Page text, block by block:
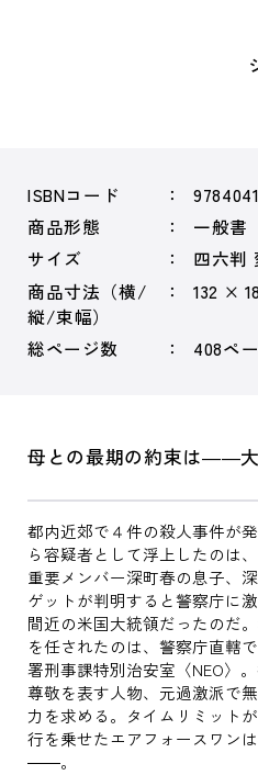
ISBNコード
商品形態
一般書
サイズ
四六判
商品寸法（横/
縦/束幅）
132 ×
総ページ数 408ペ
母との最期の約束は――
都内近郊で４件の殺人事件が
ら容疑者として浮上したのは
重要メンバー深町春の息子、
ゲットが判明すると警察庁に
間近の米国大統領だったのだ
を任されたのは、警察庁直轄
署刑事課特別治安室〈NEO〉
尊敬を表す人物、元過激派で
力を求める。タイムリミット
行を乗せたエアフォースワン
――。